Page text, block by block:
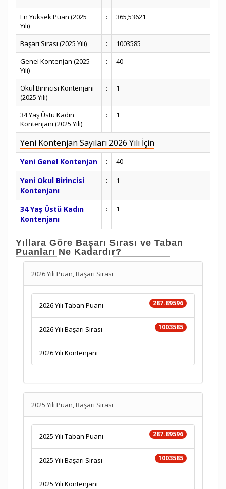
En Yüksek Puan (2025
Yılı)
: 365,53621
Başarı Sırası (2025 Yılı) :
1003585
Genel Kontenjan (2025
Yılı)
: 40
Okul Birincisi Kontenjanı
(2025 Yılı)
: 1
34 Yaş Üstü Kadın
Kontenjanı (2025 Yılı)
: 1
Yeni Kontenjan Sayıları 2026 Yılı İçin
Yeni Genel Kontenjan : 40
Yeni Okul Birincisi
Kontenjanı
: 1
34 Yaş Üstü Kadın
Kontenjanı
: 1
Yıllara Göre Başarı Sırası ve Taban
Puanları Ne Kadardır?
2026 Yılı Puan, Başarı Sırası
287.89596
2026 Yılı Taban Puanı
1003585
2026 Yılı Başarı Sırası
2026 Yılı Kontenjanı
2025 Yılı Puan, Başarı Sırası
287.89596
2025 Yılı Taban Puanı
1003585
2025 Yılı Başarı Sırası
2025 Yılı Kontenjanı